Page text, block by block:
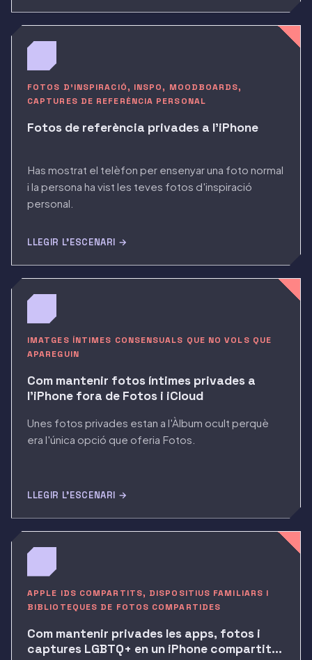
FOTOS D'INSPIRACIÓ, INSPO, MOODBOARDS,
CAPTURES DE REFERÈNCIA PERSONAL
Fotos de referència privades a l'iPhone
Has mostrat el telèfon per ensenyar una foto normal
i la persona ha vist les teves fotos d'inspiració
personal.
LLEGIR L'ESCENARI →
IMATGES ÍNTIMES CONSENSUALS QUE NO VOLS QUE
APAREGUIN
Com mantenir fotos íntimes privades a
l'iPhone fora de Fotos i iCloud
Unes fotos privades estan a l'Àlbum ocult perquè
era l'única opció que oferia Fotos.
LLEGIR L'ESCENARI →
APPLE IDS COMPARTITS, DISPOSITIUS FAMILIARS I
BIBLIOTEQUES DE FOTOS COMPARTIDES
Com mantenir privades les apps, fotos i
captures LGBTQ+ en un iPhone compartit